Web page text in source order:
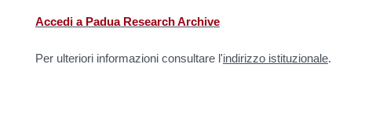
Accedi a Padua Research Archive
Per ulteriori informazioni consultare l'indirizzo istituzionale.